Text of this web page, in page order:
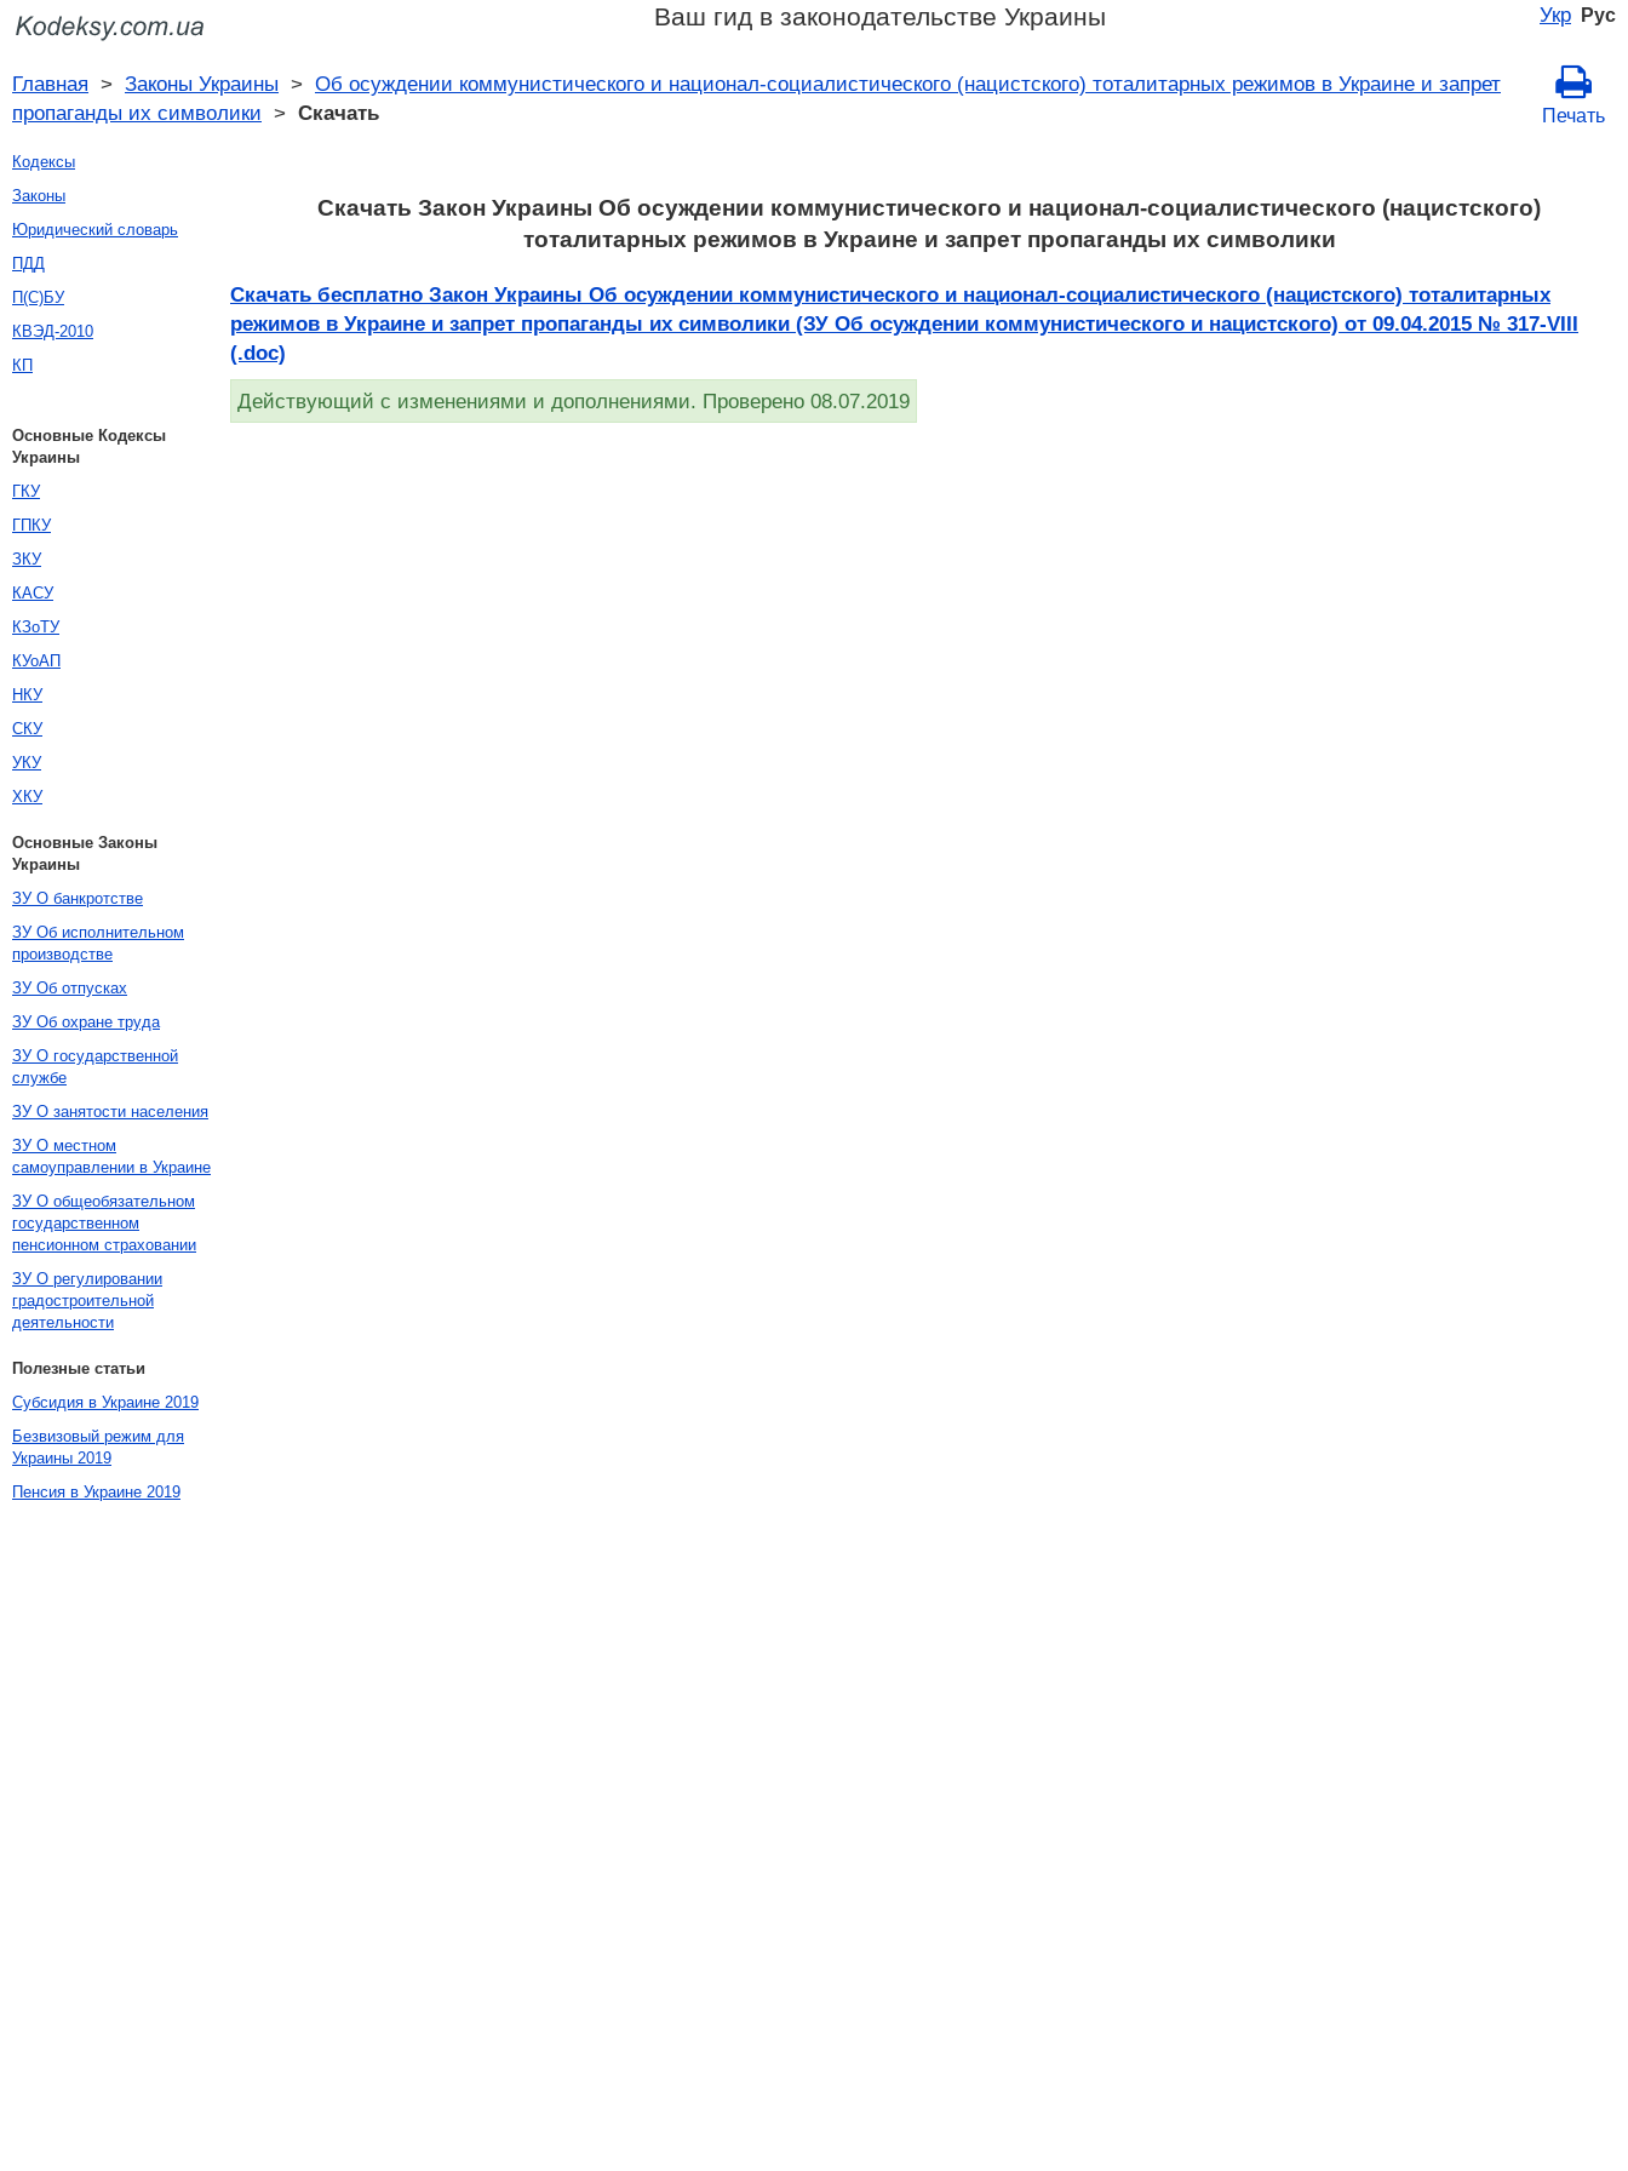
Укр Рус
Ваш гид в законодательстве Украины
Главная > Законы Украины > Об осуждении коммунистического и национал-социалистического (нацистского) тоталитарных режимов в Украине и запрет
пропаганды их символики > Скачать Печать
Скачать Закон Украины Об осуждении коммунистического и национал-социалистического (нацистского)
тоталитарных режимов в Украине и запрет пропаганды их символики
Скачать бесплатно Закон Украины Об осуждении коммунистического и национал-социалистического (нацистского) тоталитарных
режимов в Украине и запрет пропаганды их символики (ЗУ Об осуждении коммунистического и нацистского) от 09.04.2015 № 317-VIII
(.doc)
Действующий с изменениями и дополнениями. Проверено 08.07.2019
Кодексы
Законы
Юридический словарь
ПДД
П(С)БУ
КВЭД-2010
КП
Основные Кодексы
Украины
ГКУ
ГПКУ
ЗКУ
КАСУ
КЗоТУ
КУоАП
НКУ
СКУ
УКУ
ХКУ
Основные Законы
Украины
ЗУ О банкротстве
ЗУ Об исполнительном
производстве
ЗУ Об отпусках
ЗУ Об охране труда
ЗУ О государственной
службе
ЗУ О занятости населения
ЗУ О местном
самоуправлении в Украине
ЗУ О общеобязательном
государственном
пенсионном страховании
ЗУ О регулировании
градостроительной
деятельности
Полезные статьи
Субсидия в Украине 2019
Безвизовый режим для
Украины 2019
Пенсия в Украине 2019